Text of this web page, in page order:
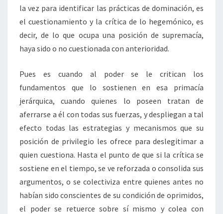
la vez para identificar las prácticas de dominación, es
el cuestionamiento y la crítica de lo hegemónico, es
decir, de lo que ocupa una posición de supremacía,
haya sido o no cuestionada con anterioridad.
Pues es cuando al poder se le critican los
fundamentos que lo sostienen en esa primacía
jerárquica, cuando quienes lo poseen tratan de
aferrarse a él con todas sus fuerzas, y despliegan a tal
efecto todas las estrategias y mecanismos que su
posición de privilegio les ofrece para deslegitimar a
quien cuestiona. Hasta el punto de que si la crítica se
sostiene en el tiempo, se ve reforzada o consolida sus
argumentos, o se colectiviza entre quienes antes no
habían sido conscientes de su condición de oprimidos,
el poder se retuerce sobre sí mismo y colea con